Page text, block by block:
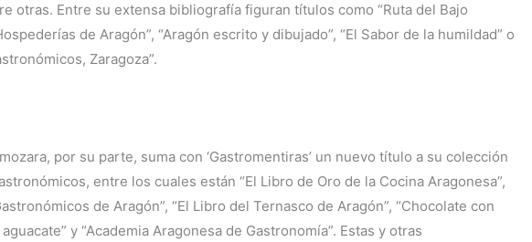
otras. Entre su extensa bibliografía figuran títulos como “Ruta del Bajo
de Aragón”, “Aragón escrito y dibujado”, “El Sabor de la humildad” o
Zaragoza”.
por su parte, suma con ‘Gastromentiras’ un nuevo título a su colección
entre los cuales están “El Libro de Oro de la Cocina Aragonesa”,
de Aragón”, “El Libro del Ternasco de Aragón”, “Chocolate con
y “Academia Aragonesa de Gastronomía”. Estas y otras